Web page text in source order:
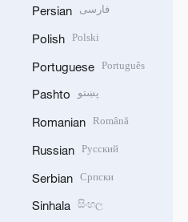
Persian فارسی
Polish Polski
Portuguese Português
Pashto پښتو
Romanian Română
Russian Русский
Serbian Српски
Sinhala සිංහල